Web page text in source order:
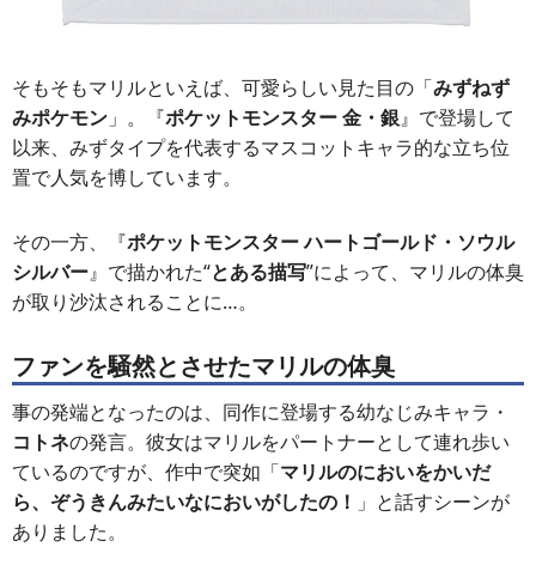
そもそもマリルといえば、可愛らしい見た目の「みずねず
みポケモン 」。『ポケットモンスター 金・銀』で登場して
以来、みずタイプを代表するマスコットキャラ的な立ち位
置で人気を博しています。
その一方、『ポケットモンスター ハートゴールド・ソウル
シルバー』で描かれた“とある描写”によって、マリルの体臭
が取り沙汰されることに…。
ファンを騒然とさせたマリルの体臭
事の発端となったのは、同作に登場する幼なじみキャラ・
コトネの発言。彼女はマリルをパートナーとして連れ歩い
ているのですが、作中で突如「マリルのにおいをかいだ
ら、ぞうきんみたいなにおいがしたの！ 」と話すシーンが
ありました。